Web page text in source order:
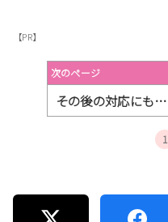
【PR】
次のページ
その後の対応にも…
1